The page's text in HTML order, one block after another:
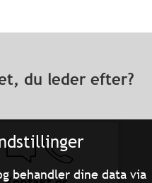
behandler dine data via
du leder efter?